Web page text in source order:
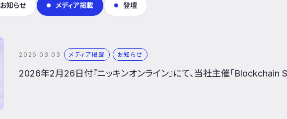
お知らせ メディア掲載 登壇
2026.03.03 メディア掲載 お知らせ
2026年2月26日付『ニッキンオンライン』にて、当社主催「